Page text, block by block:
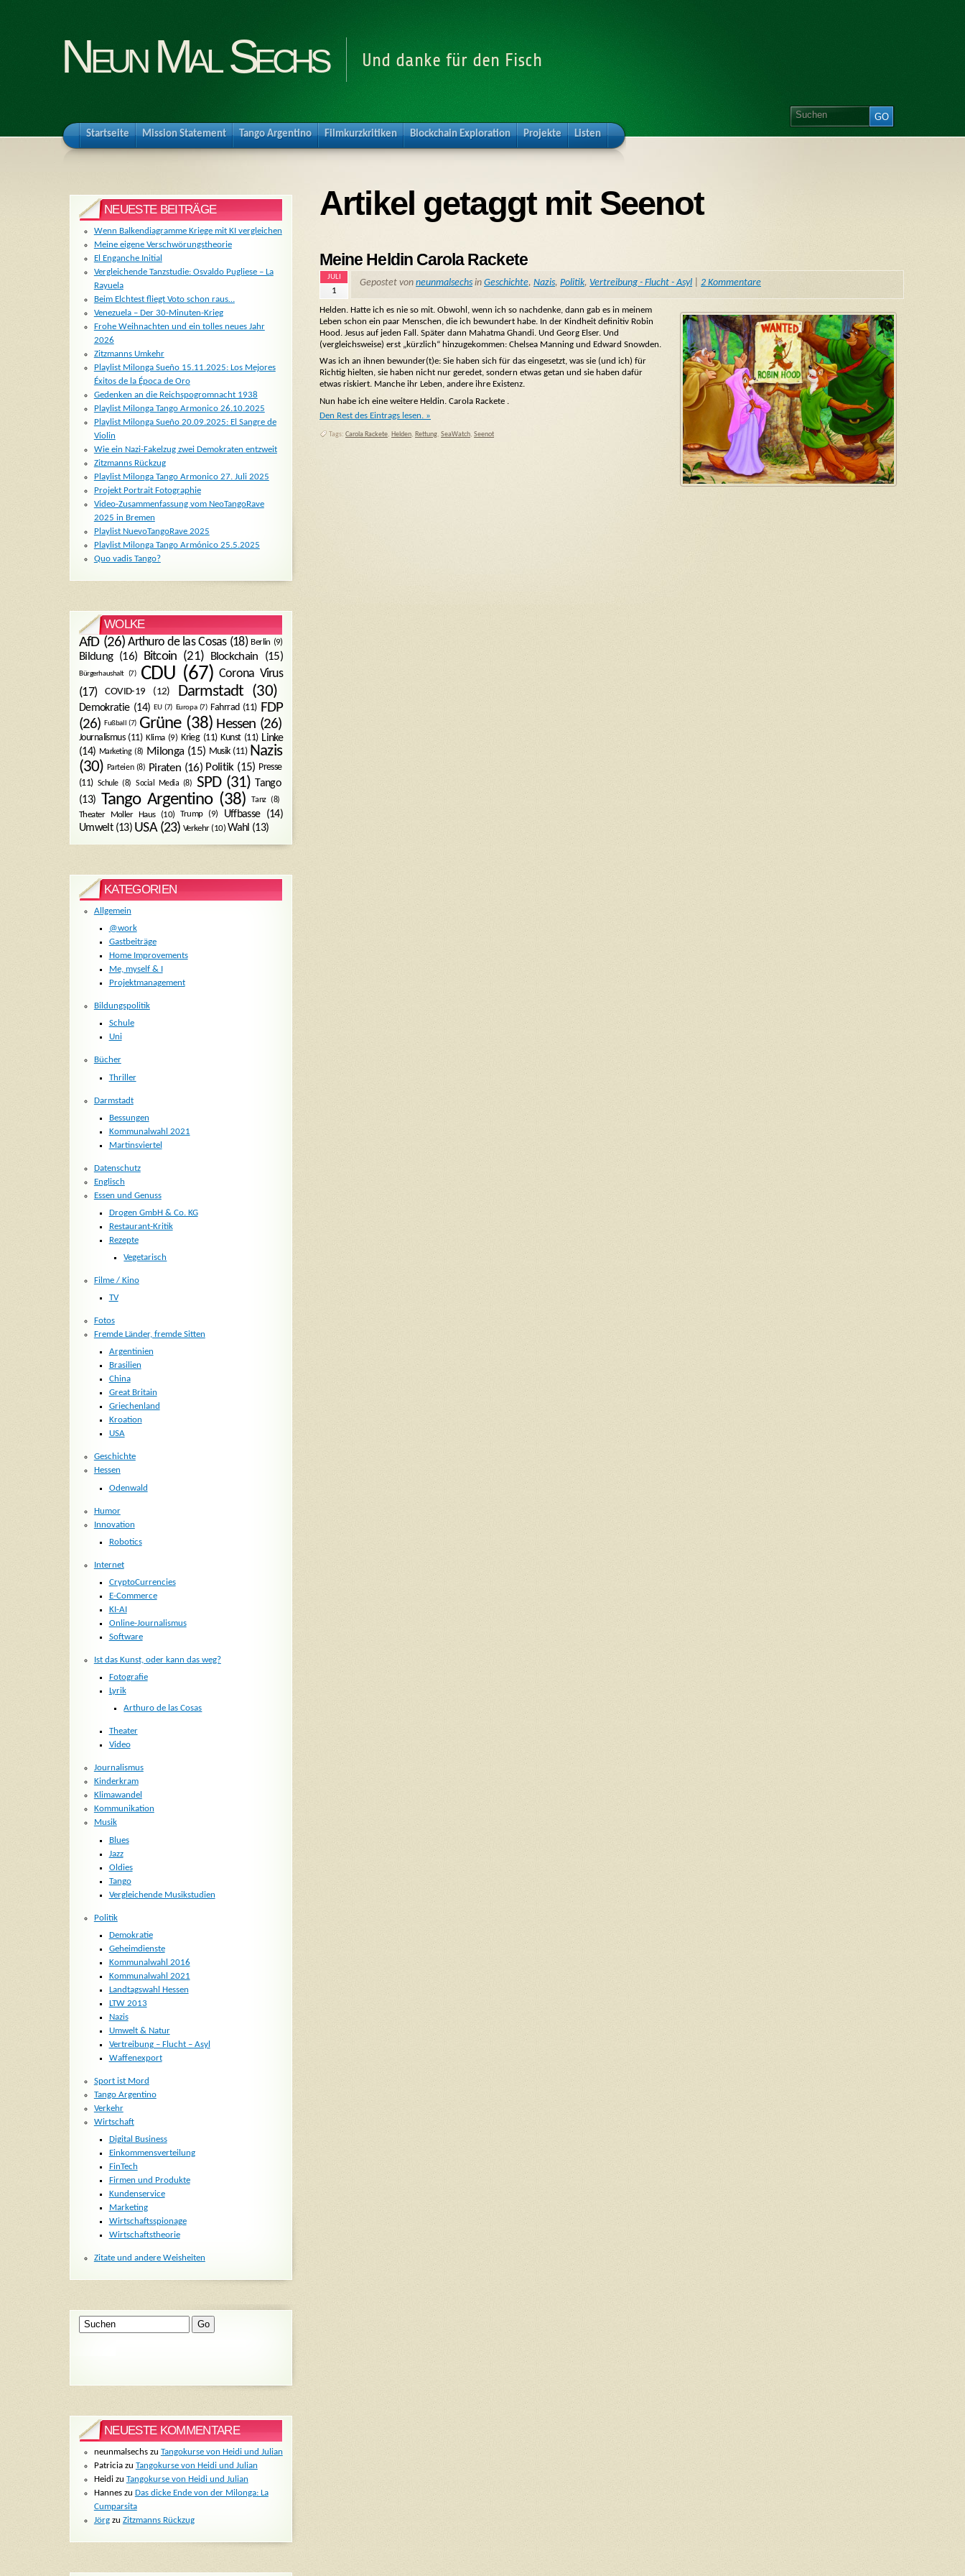
Neun Mal Sechs Und danke für den Fisch
Startseite Mission Statement Tango Argentino Filmkurzkritiken Blockchain Exploration Projekte Listen
Artikel getaggt mit Seenot
Meine Heldin Carola Rackete
JULI
1
Gepostet von neunmalsechs in Geschichte, Nazis, Politik, Vertreibung - Flucht - Asyl 2 Kommentare
Helden. Hatte ich es nie so mit. Obwohl, wenn ich so nachdenke, dann gab es in meinem
Leben schon ein paar Menschen, die ich bewundert habe. In der Kindheit definitiv Robin
Hood. Jesus auf jeden Fall. Später dann Mahatma Ghandi. Und Georg Elser. Und
(vergleichsweise) erst „kürzlich“ hinzugekommen: Chelsea Manning und Edward Snowden.
Was ich an ihnen bewunder(t)e: Sie haben sich für das eingesetzt, was sie (und ich) für
Richtig hielten, sie haben nicht nur geredet, sondern etwas getan und sie haben dafür
etwas riskiert. Manche ihr Leben, andere ihre Existenz.
Nun habe ich eine weitere Heldin. Carola Rackete .
Den Rest des Eintrags lesen. »
Tags: Carola Rackete, Helden, Rettung, SeaWatch, Seenot
NEUESTE BEITRÄGE
Wenn Balkendiagramme Kriege mit KI vergleichen
Meine eigene Verschwörungstheorie
El Enganche Initial
Vergleichende Tanzstudie: Osvaldo Pugliese – La
Rayuela
Beim Elchtest fliegt Voto schon raus…
Venezuela – Der 30-Minuten-Krieg
Frohe Weihnachten und ein tolles neues Jahr
2026
Zitzmanns Umkehr
Playlist Milonga Sueño 15.11.2025: Los Mejores
Éxitos de la Época de Oro
Gedenken an die Reichspogromnacht 1938
Playlist Milonga Tango Armonico 26.10.2025
Playlist Milonga Sueño 20.09.2025: El Sangre de
Violin
Wie ein Nazi-Fakelzug zwei Demokraten entzweit
Zitzmanns Rückzug
Playlist Milonga Tango Armonico 27. Juli 2025
Projekt Portrait Fotographie
Video-Zusammenfassung vom NeoTangoRave
2025 in Bremen
Playlist NuevoTangoRave 2025
Playlist Milonga Tango Armónico 25.5.2025
Quo vadis Tango?
WOLKE
AfD(26) Arthuro de las Cosas(18) Berlin (9)
Bildung(16) Bitcoin (21) Blockchain (15)
Bürgerhaushalt (7) CDU (67) Corona Virus
(17)
COVID-19 (12) Darmstadt (30)
Demokratie(14) EU(7) Europa(7) Fahrrad (11) FDP
(26) Fußball (7) Grüne(38) Hessen (26)
Journalismus(11) Klima(9) Krieg(11) Kunst(11) Linke
(14) Marketing(8) Milonga(15) Musik(11) Nazis
(30) Parteien(8) Piraten (16) Politik(15) Presse
(11) Schule(8) Social Media (8) SPD(31) Tango
(13)
Tango Argentino(38) Tanz(8)
Theater Moller Haus(10) Trump(9) Uffbasse(14)
Umwelt(13) USA(23) Verkehr(10) Wahl (13)
KATEGORIEN
Allgemein
@work
Gastbeiträge
Home Improvements
Me, myself & I
Projektmanagement
Bildungspolitik
Schule
Uni
Bücher
Thriller
Darmstadt
Bessungen
Kommunalwahl 2021
Martinsviertel
Datenschutz
Englisch
Essen und Genuss
Drogen GmbH & Co. KG
Restaurant-Kritik
Rezepte
Vegetarisch
Filme / Kino
TV
Fotos
Fremde Länder, fremde Sitten
Argentinien
Brasilien
China
Great Britain
Griechenland
Kroation
USA
Geschichte
Hessen
Odenwald
Humor
Innovation
Robotics
Internet
CryptoCurrencies
E-Commerce
KI-AI
Online-Journalismus
Software
Ist das Kunst, oder kann das weg?
Fotografie
Lyrik
Arthuro de las Cosas
Theater
Video
Journalismus
Kinderkram
Klimawandel
Kommunikation
Musik
Blues
Jazz
Oldies
Tango
Vergleichende Musikstudien
Politik
Demokratie
Geheimdienste
Kommunalwahl 2016
Kommunalwahl 2021
Landtagswahl Hessen
LTW 2013
Nazis
Umwelt & Natur
Vertreibung – Flucht – Asyl
Waffenexport
Sport ist Mord
Tango Argentino
Verkehr
Wirtschaft
Digital Business
Einkommensverteilung
FinTech
Firmen und Produkte
Kundenservice
Marketing
Wirtschaftsspionage
Wirtschaftstheorie
Zitate und andere Weisheiten
NEUESTE KOMMENTARE
neunmalsechszu Tangokurse von Heidi und Julian
Patriciazu Tangokurse von Heidi und Julian
Heidizu Tangokurse von Heidi und Julian
Hanneszu Das dicke Ende von der Milonga: La
Cumparsita
Jörgzu Zitzmanns Rückzug